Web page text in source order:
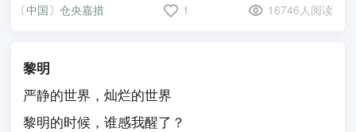
〔中国〕仓央嘉措 1 16746人阅读
黎明
严静的世界，灿烂的世界
黎明的时候，谁感我醒了？